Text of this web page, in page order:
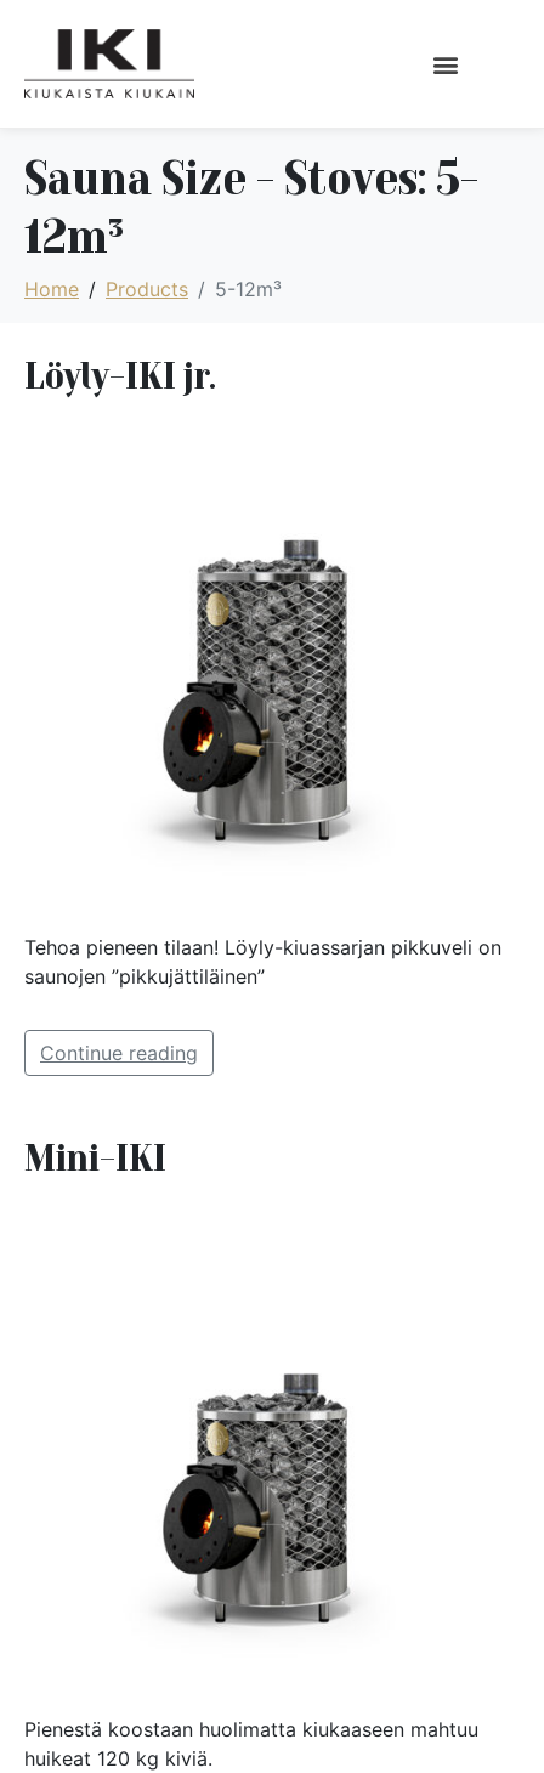
Sauna Size - Stoves: 5-
12m³
Home Products 5-12m³
Löyly-IKI jr.
Tehoa pieneen tilaan! Löyly-kiuassarjan pikkuveli on
saunojen ”pikkujättiläinen”
Continue reading
Mini-IKI
Pienestä koostaan huolimatta kiukaaseen mahtuu
huikeat 120 kg kiviä.